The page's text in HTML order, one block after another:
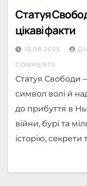
Статуя
цікаві факти
15.08.2025
COMMENTS
Статуя Свободи
символ волі й
до прибуття в
війни, бурі та
історію, секрети